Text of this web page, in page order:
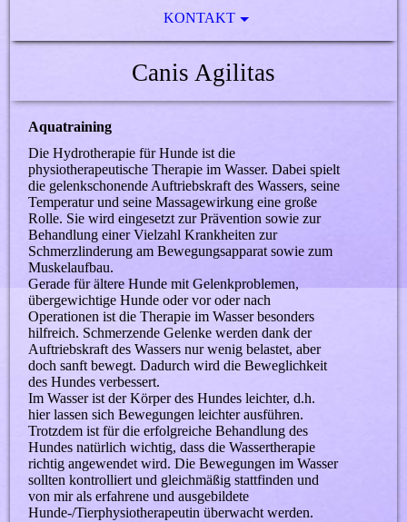
KONTAKT
Canis Agilitas
Aquatraining
Die Hydrotherapie für Hunde ist die
physiotherapeutische Therapie im Wasser. Dabei spielt
die gelenkschonende Auftriebskraft des Wassers, seine
Temperatur und seine Massagewirkung eine große
Rolle. Sie wird eingesetzt zur Prävention sowie zur
Behandlung einer Vielzahl Krankheiten zur
Schmerzlinderung am Bewegungsapparat sowie zum
Muskelaufbau.
Gerade für ältere Hunde mit Gelenkproblemen,
übergewichtige Hunde oder vor oder nach
Operationen ist die Therapie im Wasser besonders
hilfreich. Schmerzende Gelenke werden dank der
Auftriebskraft des Wassers nur wenig belastet, aber
doch sanft bewegt. Dadurch wird die Beweglichkeit
des Hundes verbessert.
Im Wasser ist der Körper des Hundes leichter, d.h.
hier lassen sich Bewegungen leichter ausführen.
Trotzdem ist für die erfolgreiche Behandlung des
Hundes natürlich wichtig, dass die Wassertherapie
richtig angewendet wird. Die Bewegungen im Wasser
sollten kontrolliert und gleichmäßig stattfinden und
von mir als erfahrene und ausgebildete
Hunde-/Tierphysiotherapeutin überwacht werden.